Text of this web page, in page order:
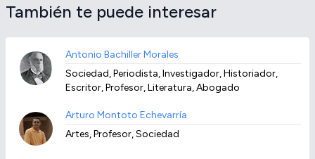
También te puede interesar
Antonio Bachiller Morales
Sociedad, Periodista, Investigador, Historiador,
Escritor, Profesor, Literatura, Abogado
Arturo Montoto Echevarría
Artes, Profesor, Sociedad